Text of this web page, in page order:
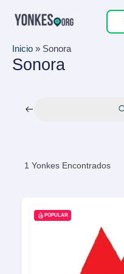
Inicio » Sonora
Sonora
1 Yonkes Encontrados
POPULAR